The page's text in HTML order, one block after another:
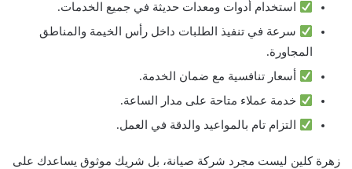
استخدام أدوات ومعدات حديثة في جميع الخدمات.
سرعة في تنفيذ الطلبات داخل رأس الخيمة والمناطق
المجاورة.
أسعار تنافسية مع ضمان الخدمة.
خدمة عملاء متاحة على مدار الساعة.
التزام تام بالمواعيد والدقة في العمل.
زهرة كلين ليست مجرد شركة صيانة، بل شريك موثوق يساعدك على